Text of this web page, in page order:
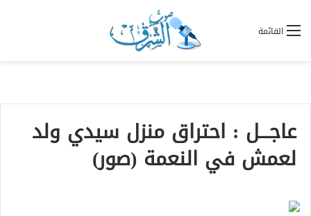
القائمة
عاجـــل : احتراق منزل سيدي ولد
لعمش في النعمة (صور)